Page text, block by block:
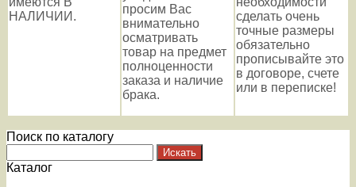
НАЛИЧИИ.
просим Вас
внимательно
осматривать
товар на предмет
полноценности
заказа и наличие
брака.
сделать очень
точные размеры
обязательно
прописывайте это
в договоре, счете
или в переписке!
Поиск по каталогу
Каталог